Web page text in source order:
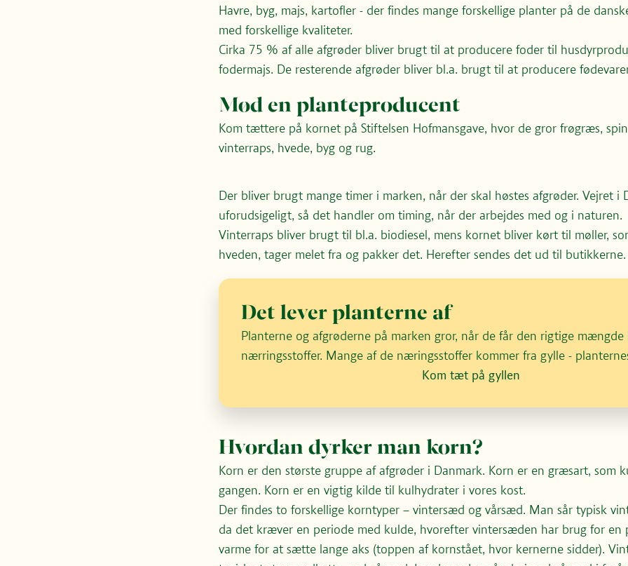
Havre, byg, majs, kartofler - der findes mange forskellige planter på de
med forskellige kvaliteter.
Cirka 75 % af alle afgrøder bliver brugt til at producere foder til
fodermajs. De resterende afgrøder bliver bl.a. brugt til at producere
Mød en planteproducent
Kom tættere på kornet på Stiftelsen Hofmansgave, hvor de gror frøgræs,
vinterraps, hvede, byg og rug.For at kunne afspille videoer direkte her på siden, skal du
Afspil i stedet videoen på YouTube
Der bliver brugt mange timer i marken, når der skal høstes afgrøder. Vejret i
uforudsigeligt, så det handler om timing, når der arbejdes med og i naturen.
Vinterraps bliver brugt til bl.a. biodiesel, mens kornet bliver kørt til møller,
hveden, tager melet fra og pakker det. Herefter sendes det ud til butikkerne.
Det lever planterne af
Planterne og afgrøderne på marken gror, når de får den rigtige mængde
nærringsstoffer. Mange af de næringsstoffer kommer fra gylle -
Kom tæt på gyllen
Hvordan dyrker man korn?
Korn er den største gruppe af afgrøder i Danmark. Korn er en græsart, som
gangen. Korn er en vigtig kilde til kulhydrater i vores kost.
Der findes to forskellige korntyper – vintersæd og vårsæd. Man sår typisk
da det kræver en periode med kulde, hvorefter vintersæden har brug for en
varme for at sætte lange aks (toppen af kornstået, hvor kernerne sidder).